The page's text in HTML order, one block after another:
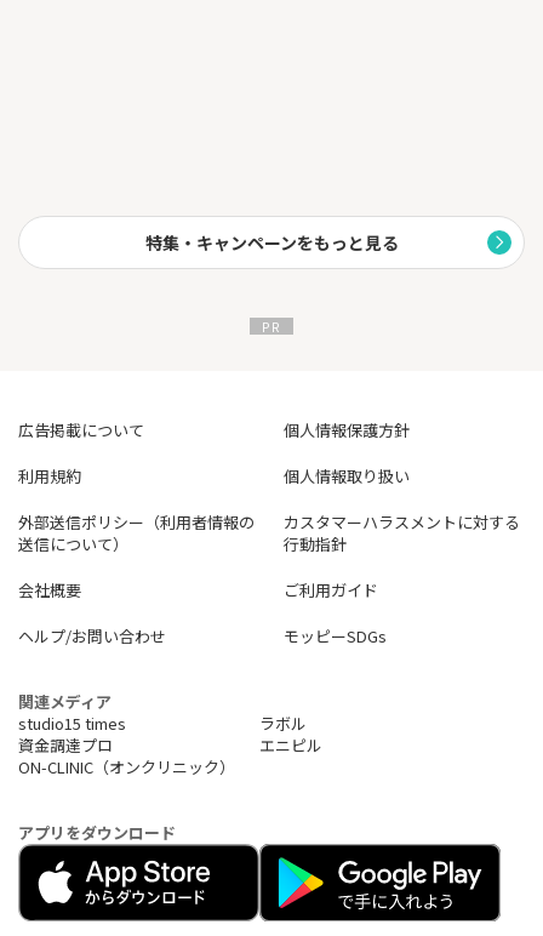
特集・キャンペーンをもっと見る
広告掲載について
個人情報保護方針
利用規約
個人情報取り扱い
外部送信ポリシー（利用者情報の
送信について）
カスタマーハラスメントに対する
行動指針
会社概要
ご利用ガイド
ヘルプ/お問い合わせ
モッピーSDGs
関連メディア
studio15 times
ラボル
資金調達プロ
エニピル
ON-CLINIC（オンクリニック）
アプリをダウンロード